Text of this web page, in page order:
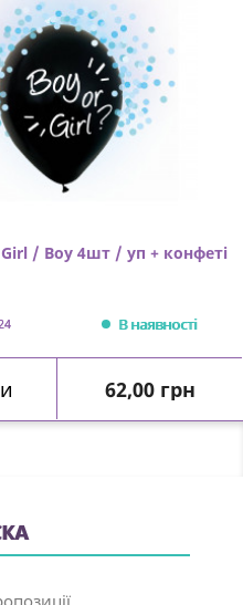
/ Boy 4шт / уп + конфеті
В наявності
Ціна
62,00 грн